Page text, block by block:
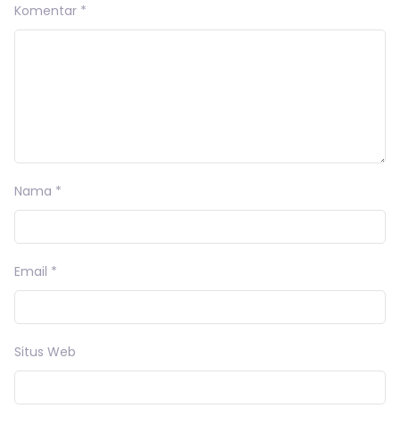
Komentar *
Nama *
Email *
Situs Web